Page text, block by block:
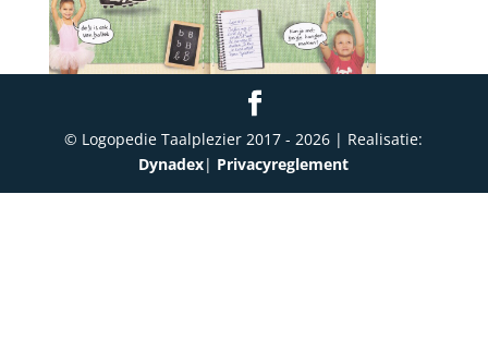
© Logopedie Taalplezier 2017 -2026 | Realisatie:
Dynadex| Privacyreglement